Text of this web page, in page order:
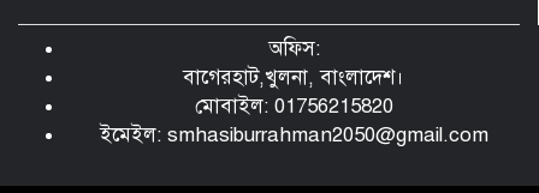
অফিস:
বাগেরহাট,খুলনা, বাংলাদেশ।
মোবাইল: 01756215820
ইমেইল: smhasiburrahman2050@gmail.com